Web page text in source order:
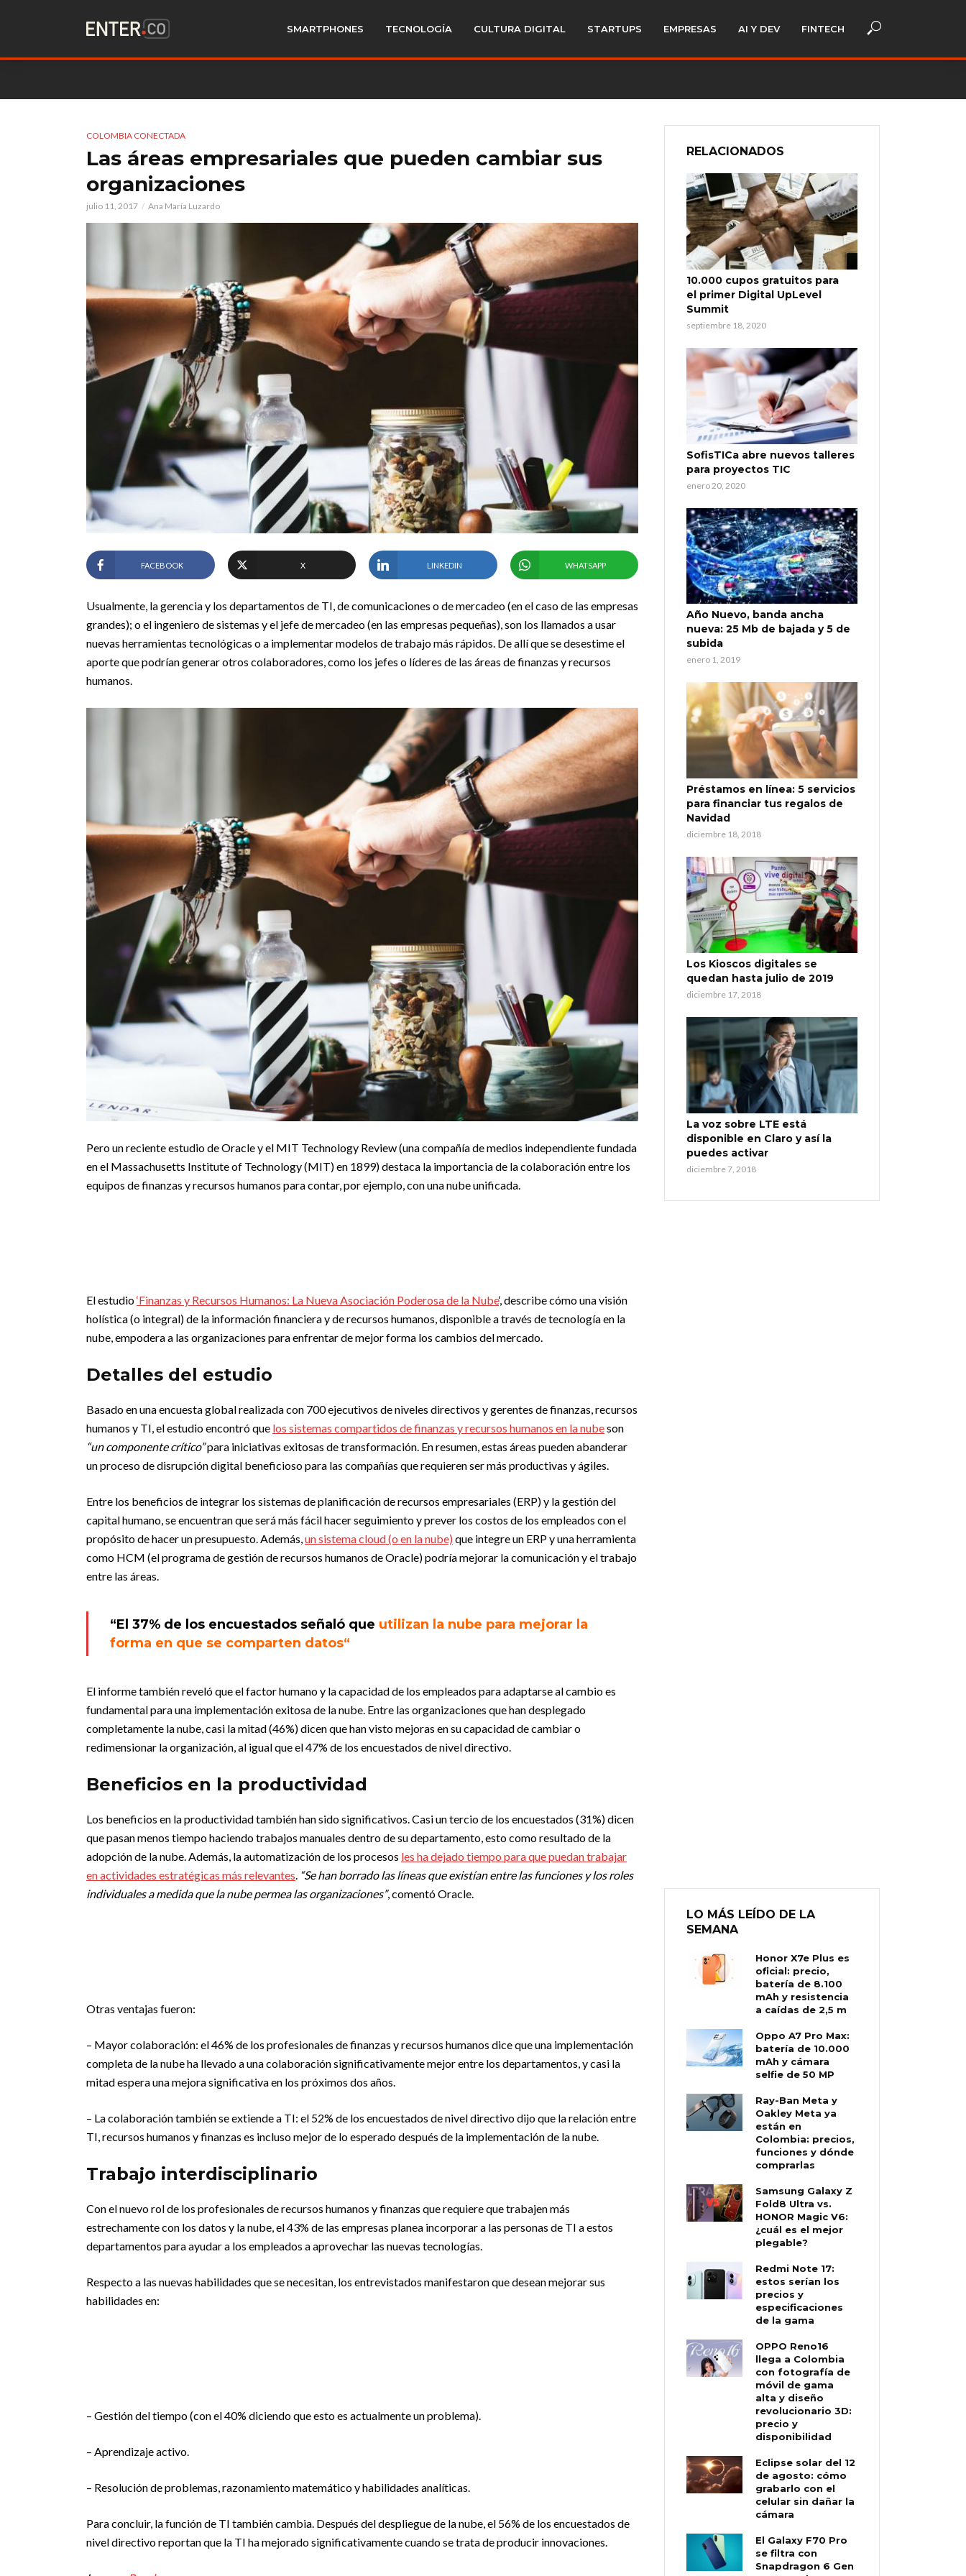
SMARTPHONES TECNOLOGÍA CULTURA DIGITAL STARTUPS EMPRESAS AI Y DEV FINTECH
COLOMBIA CONECTADA
Las áreas empresariales que pueden cambiar sus
organizaciones
julio 11, 2017 Ana María Luzardo
FACEBOOK X LINKEDIN WHATSAPP
Usualmente, la gerencia y los departamentos de TI, de comunicaciones o de mercadeo (en el caso de las empresas
grandes); o el ingeniero de sistemas y el jefe de mercadeo (en las empresas pequeñas), son los llamados a usar
nuevas herramientas tecnológicas o a implementar modelos de trabajo más rápidos. De allí que se desestime el
aporte que podrían generar otros colaboradores, como los jefes o líderes de las áreas de finanzas y recursos
humanos.
Pero un reciente estudio de Oracle y el MIT Technology Review (una compañía de medios independiente fundada
en el Massachusetts Institute of Technology (MIT) en 1899) destaca la importancia de la colaboración entre los
equipos de finanzas y recursos humanos para contar, por ejemplo, con una nube unificada.
El estudio‘Finanzas y Recursos Humanos: La Nueva Asociación Poderosa de la Nube‘, describe cómo una visión
holística (o integral) de la información financiera y de recursos humanos, disponible a través de tecnología en la
nube, empodera a las organizaciones para enfrentar de mejor forma los cambios del mercado.
Detalles del estudio
Basado en una encuesta global realizada con 700 ejecutivos de niveles directivos y gerentes de finanzas, recursos
humanos y TI, el estudio encontró que los sistemas compartidos de finanzas y recursos humanos en la nubeson
“un componente crítico”para iniciativas exitosas de transformación. En resumen, estas áreas pueden abanderar
un proceso de disrupción digital beneficioso para las compañías que requieren ser más productivas y ágiles.
Entre los beneficios de integrar los sistemas de planificación de recursos empresariales (ERP) y la gestión del
capital humano, se encuentran que será más fácil hacer seguimiento y prever los costos de los empleados con el
propósito de hacer un presupuesto. Además,un sistema cloud (o en la nube) que integre un ERP y una herramienta
como HCM (el programa de gestión de recursos humanos de Oracle) podría mejorar la comunicación y el trabajo
entre las áreas.
“El 37% de los encuestados señaló que utilizan la nube para mejorar la
forma en que se comparten datos“
El informe también reveló que el factor humano y la capacidad de los empleados para adaptarse al cambio es
fundamental para una implementación exitosa de la nube. Entre las organizaciones que han desplegado
completamente la nube, casi la mitad (46%) dicen que han visto mejoras en su capacidad de cambiar o
redimensionar la organización, al igual que el 47% de los encuestados de nivel directivo.
Beneficios en la productividad
Los beneficios en la productividad también han sido significativos. Casi un tercio de los encuestados (31%) dicen
que pasan menos tiempo haciendo trabajos manuales dentro de su departamento, esto como resultado de la
adopción de la nube. Además, la automatización de los procesos les ha dejado tiempo para que puedan trabajar
en actividades estratégicas más relevantes. “Se han borrado las líneas que existían entre las funciones y los roles
individuales a medida que la nube permea las organizaciones”, comentó Oracle.
Otras ventajas fueron:
– Mayor colaboración: el 46% de los profesionales de finanzas y recursos humanos dice que una implementación
completa de la nube ha llevado a una colaboración significativamente mejor entre los departamentos, y casi la
mitad espera una mejora significativa en los próximos dos años.
– La colaboración también se extiende a TI: el 52% de los encuestados de nivel directivo dijo que la relación entre
TI, recursos humanos y finanzas es incluso mejor de lo esperado después de la implementación de la nube.
Trabajo interdisciplinario
Con el nuevo rol de los profesionales de recursos humanos y finanzas que requiere que trabajen más
estrechamente con los datos y la nube, el 43% de las empresas planea incorporar a las personas de TI a estos
departamentos para ayudar a los empleados a aprovechar las nuevas tecnologías.
Respecto a las nuevas habilidades que se necesitan, los entrevistados manifestaron que desean mejorar sus
habilidades en:
– Gestión del tiempo (con el 40% diciendo que esto es actualmente un problema).
– Aprendizaje activo.
– Resolución de problemas, razonamiento matemático y habilidades analíticas.
Para concluir, la función de TI también cambia. Después del despliegue de la nube, el 56% de los encuestados de
nivel directivo reportan que la TI ha mejorado significativamente cuando se trata de producir innovaciones.
RELACIONADOS
10.000 cupos gratuitos para
el primer Digital UpLevel
Summit
septiembre 18, 2020
SofisTICa abre nuevos talleres
para proyectos TIC
enero 20, 2020
Año Nuevo, banda ancha
nueva: 25 Mb de bajada y 5 de
subida
enero 1, 2019
Préstamos en línea: 5 servicios
para financiar tus regalos de
Navidad
diciembre 18, 2018
Los Kioscos digitales se
quedan hasta julio de 2019
diciembre 17, 2018
La voz sobre LTE está
disponible en Claro y así la
puedes activar
diciembre 7, 2018
LO MÁS LEÍDO DE LA
SEMANA
Honor X7e Plus es
oficial: precio,
batería de 8.100
mAh y resistencia
a caídas de 2,5 m
Oppo A7 Pro Max:
batería de 10.000
mAh y cámara
selfie de 50 MP
Ray-Ban Meta y
Oakley Meta ya
están en
Colombia: precios,
funciones y dónde
comprarlas
Samsung Galaxy Z
Fold8 Ultra vs.
HONOR Magic V6:
¿cuál es el mejor
plegable?
Redmi Note 17:
estos serían los
precios y
especificaciones
de la gama
OPPO Reno16
llega a Colombia
con fotografía de
móvil de gama
alta y diseño
revolucionario 3D:
precio y
disponibilidad
Eclipse solar del 12
de agosto: cómo
grabarlo con el
celular sin dañar la
cámara
El Galaxy F70 Pro
se filtra con
Snapdragon 6 Gen